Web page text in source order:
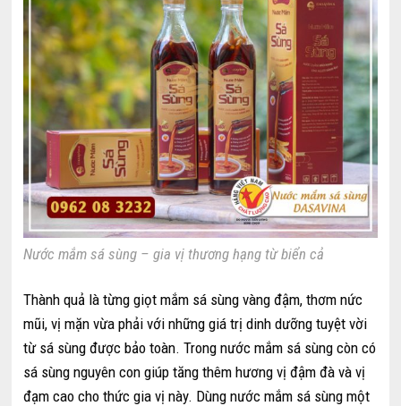
Nước mắm sá sùng – gia vị thương hạng từ biển cả
Thành quả là từng giọt mắm sá sùng vàng đậm, thơm nức
mũi, vị mặn vừa phải với những giá trị dinh dưỡng tuyệt vời
từ sá sùng được bảo toàn. Trong nước mắm sá sùng còn có
sá sùng nguyên con giúp tăng thêm hương vị đậm đà và vị
đạm cao cho thức gia vị này. Dùng nước mắm sá sùng một